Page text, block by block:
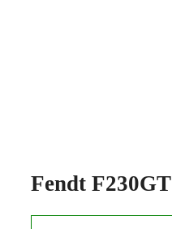
Fendt F230GT